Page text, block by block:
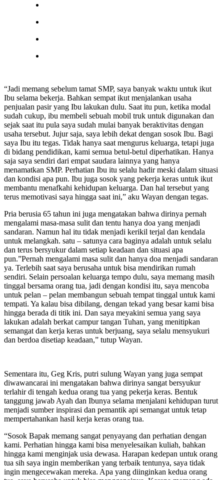
“Jadi memang sebelum tamat SMP, saya banyak waktu untuk ikut
Ibu selama bekerja. Bahkan sempat ikut menjalankan usaha
penjualan pasir yang Ibu lakukan dulu. Saat itu pun, ketika modal
sudah cukup, ibu membeli sebuah mobil truk untuk digunakan dan
sejak saat itu pula saya sudah mulai banyak beraktivitas dengan
usaha tersebut. Jujur saja, saya lebih dekat dengan sosok Ibu. Bagi
saya Ibu itu tegas. Tidak hanya saat mengurus keluarga, tetapi juga
di bidang pendidikan, kami semua betul-betul diperhatikan. Hanya
saja saya sendiri dari empat saudara lainnya yang hanya
menamatkan SMP. Perhatian Ibu itu selalu hadir meski dalam situasi
dan kondisi apa pun. Ibu juga sosok yang pekerja keras untuk ikut
membantu menafkahi kehidupan keluarga. Dan hal tersebut yang
terus memotivasi saya hingga saat ini,” aku Wayan dengan tegas.
Pria berusia 65 tahun ini juga mengatakan bahwa dirinya pernah
mengalami masa-masa sulit dan tentu hanya doa yang menjadi
sandaran. Namun hal itu tidak menjadi kerikil terjal dan kendala
untuk melangkah. satu – satunya cara baginya adalah untuk selalu
dan terus bersyukur dalam setiap keadaan dan situasi apa
pun.”Pernah mengalami masa sulit dan hanya doa menjadi sandaran
ya. Terlebih saat saya berusaha untuk bisa mendirikan rumah
sendiri. Selain persoalan keluarga tempo dulu, saya memang masih
tinggal bersama orang tua, jadi dengan kondisi itu, saya mencoba
untuk pelan – pelan membangun sebuah tempat tinggal untuk kami
tempati. Ya kalau bisa dibilang, dengan tekad yang besar kami bisa
hingga berada di titik ini. Dan saya meyakini semua yang saya
lakukan adalah berkat campur tangan Tuhan, yang menitipkan
semangat dan kerja keras untuk berjuang, saya selalu mensyukuri
dan berdoa disetiap keadaan,” tutup Wayan.
Sementara itu, Geg Kris, putri sulung Wayan yang juga sempat
diwawancarai ini mengatakan bahwa dirinya sangat bersyukur
terlahir di tengah kedua orang tua yang pekerja keras. Bentuk
tanggung jawab Ayah dan Ibunya selama menjalani kehidupan turut
menjadi sumber inspirasi dan pemantik api semangat untuk tetap
mempertahankan hasil kerja keras orang tua.
“Sosok Bapak memang sangat penyayang dan perhatian dengan
kami. Perhatian hingga kami bisa menyelesaikan kuliah, bahkan
hingga kami menginjak usia dewasa. Harapan kedepan untuk orang
tua sih saya ingin memberikan yang terbaik tentunya, saya tidak
ingin mengecewakan mereka. Apa yang diinginkan kedua orang